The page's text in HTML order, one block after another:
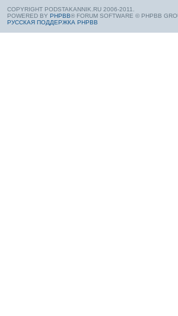
COPYRIGHT PODSTAKANNIK.RU 2006-2011.
POWERED BY PHPBB® FORUM SOFTWARE © PHPBB
РУССКАЯ ПОДДЕРЖКА PHPBB